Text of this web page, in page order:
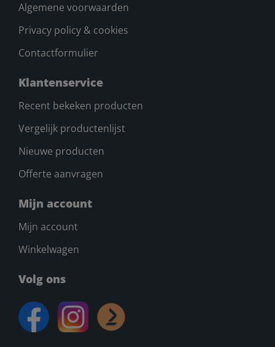
Algemene voorwaarden
Privacy policy & cookies
Contactformulier
Klantenservice
Recent bekeken producten
Vergelijk productenlijst
Nieuwe producten
Offerte aanvragen
Mijn account
Mijn account
Winkelwagen
Volg ons